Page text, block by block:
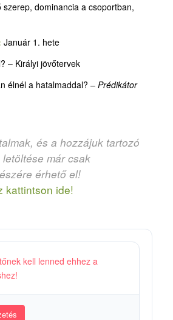
szerep, dominancia a csoportban,
Január 1. hete
– Királyi jövőtervek
élnél a hatalmaddal? – Prédikátor
és a hozzájuk tartozó
már csak
érhető el!
kattintson ide!
kell lenned ehhez a